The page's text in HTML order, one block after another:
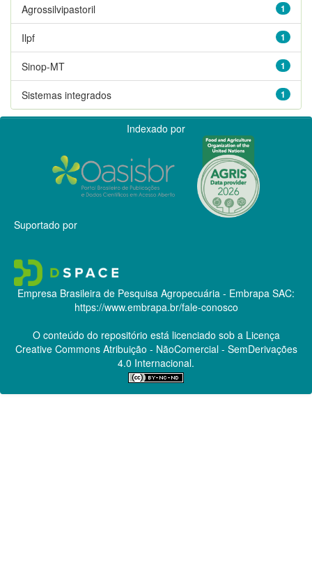
1
Agrossilvipastoril
1
Ilpf
1
Sinop-MT
1
Sistemas integrados
Indexado por
Suportado por
Empresa Brasileira de Pesquisa Agropecuária - Embrapa SAC:
https://www.embrapa.br/fale-conosco
O conteúdo do repositório está licenciado sob a Licença
Creative CommonsAtribuição - NãoComercial - SemDerivações
4.0 Internacional.